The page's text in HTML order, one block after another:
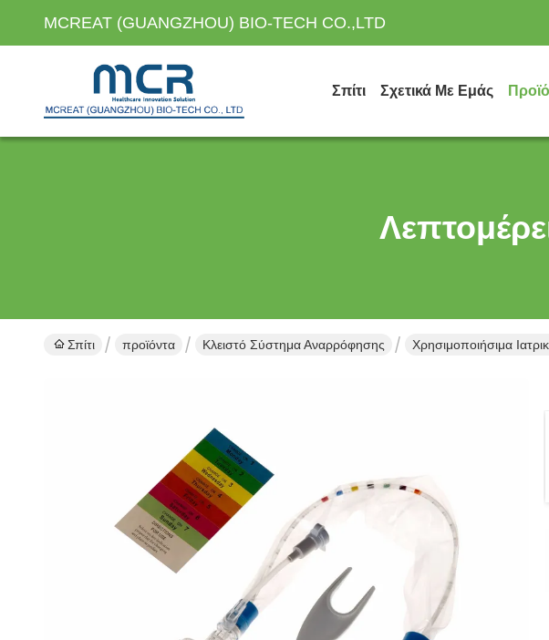
MCREAT (GUANGZHOU) BIO-TECH CO.,LTD
Σπίτι Σχετικά Με Εμάς
Σπίτι προϊόντα Κλειστό Σύστημα Αναρρόφησης Χρησιμοποιήσιμα